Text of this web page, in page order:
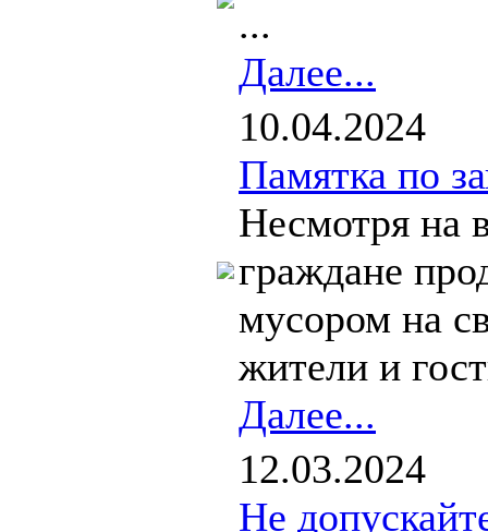
...
Далее...
10.04.2024
Памятка по
Несмотря на
граждане
мусором на
жители и
Далее...
12.03.2024
Не